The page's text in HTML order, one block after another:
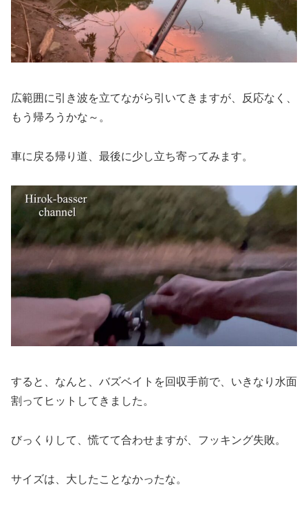
広範囲に引き波を立てながら引いてきますが、反応なく、
もう帰ろうかな～。
車に戻る帰り道、最後に少し立ち寄ってみます。
すると、なんと、バズベイトを回収手前で、いきなり水面
割ってヒットしてきました。
びっくりして、慌てて合わせますが、フッキング失敗。
サイズは、大したことなかったな。